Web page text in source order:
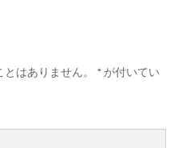
はありません。 *が付いてい